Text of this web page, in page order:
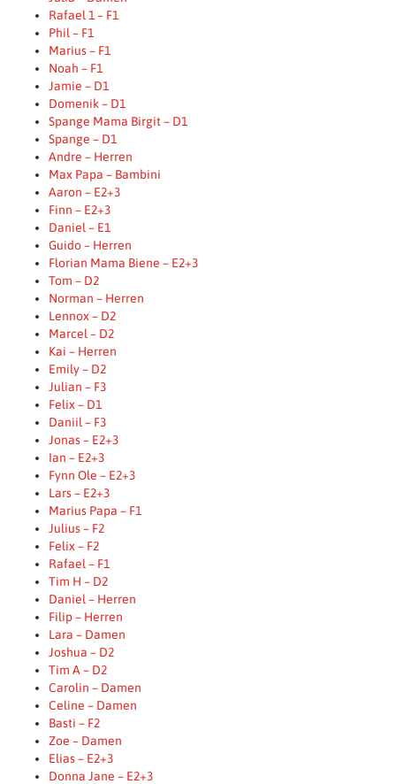
Rafael 1 – F1
Phil – F1
Marius – F1
Noah – F1
Jamie – D1
Domenik – D1
Spange Mama Birgit – D1
Spange – D1
Andre – Herren
Max Papa – Bambini
Aaron – E2+3
Finn – E2+3
Daniel – E1
Guido – Herren
Florian Mama Biene – E2+3
Tom – D2
Norman – Herren
Lennox – D2
Marcel – D2
Kai – Herren
Emily – D2
Julian – F3
Felix – D1
Daniil – F3
Jonas – E2+3
Ian – E2+3
Fynn Ole – E2+3
Lars – E2+3
Marius Papa – F1
Julius – F2
Felix – F2
Rafael – F1
Tim H – D2
Daniel – Herren
Filip – Herren
Lara – Damen
Joshua – D2
Tim A – D2
Carolin – Damen
Celine – Damen
Basti – F2
Zoe – Damen
Elias – E2+3
Donna Jane – E2+3